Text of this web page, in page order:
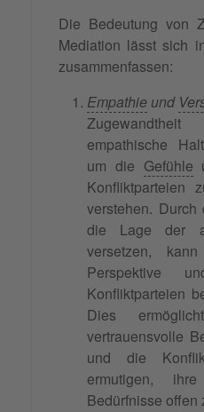
Die Bedeutung von
Mediation lässt sich
zusammenfassen:
Empathie und
empathische
um die Gefühle
Konfliktparteien
verstehen.
die Lage der
versetzen,
Perspektive
Konfliktparteien
Dies
vertrauensvolle
und die
ermutigen,
Bedürfnisse offen